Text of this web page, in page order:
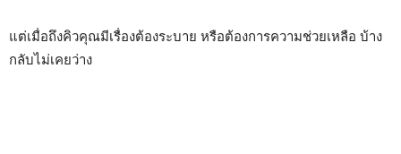
แต่เมื่อถึงคิวคุณมีเรื่องต้องระบาย หรือต้องการความช่วยเหลือ บ้าง
กลับไม่เคยว่าง